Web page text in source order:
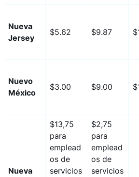
Nueva
Jersey
$5.62 $9.87
Nuevo
México
$3.00 $9.00
Nueva
$13,75
para
emplead
os de
servicios
$2,75
para
emplead
os de
servicios